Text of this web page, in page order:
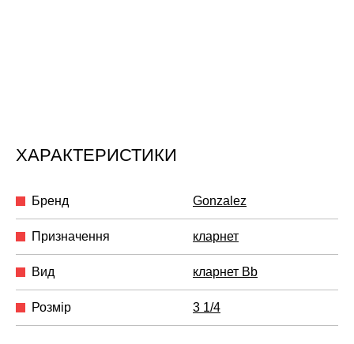
ХАРАКТЕРИСТИКИ
Бренд Gonzalez
Призначення кларнет
Вид кларнет Bb
Розмір 3 1/4